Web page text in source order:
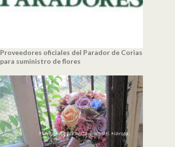
Proveedores oficiales del Parador de Corias
para suministro de flores